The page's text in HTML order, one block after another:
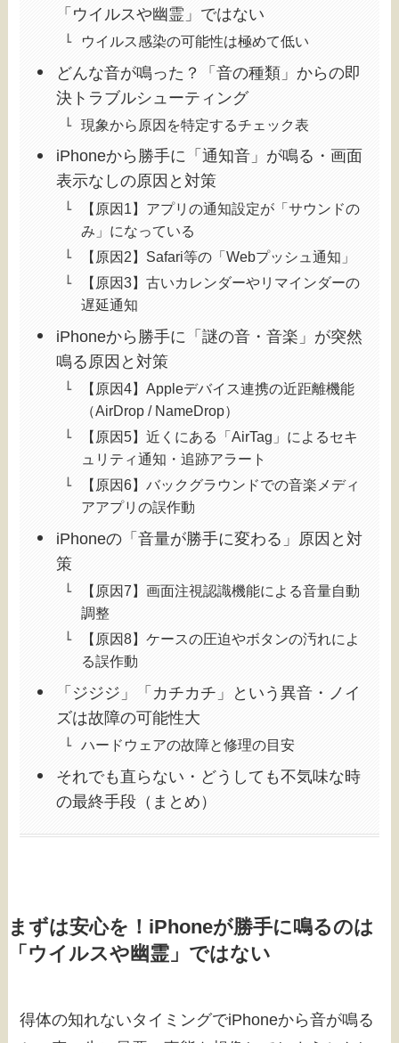
「ウイルスや幽霊」ではない
ウイルス感染の可能性は極めて低い
どんな音が鳴った？「音の種類」からの即
決トラブルシューティング
現象から原因を特定するチェック表
iPhoneから勝手に「通知音」が鳴る・画面
表示なしの原因と対策
【原因1】アプリの通知設定が「サウンドの
み」になっている
【原因2】Safari等の「Webプッシュ通知」
【原因3】古いカレンダーやリマインダーの
遅延通知
iPhoneから勝手に「謎の音・音楽」が突然
鳴る原因と対策
【原因4】Appleデバイス連携の近距離機能
（AirDrop / NameDrop）
【原因5】近くにある「AirTag」によるセキ
ュリティ通知・追跡アラート
【原因6】バックグラウンドでの音楽メディ
アアプリの誤作動
iPhoneの「音量が勝手に変わる」原因と対
策
【原因7】画面注視認識機能による音量自動
調整
【原因8】ケースの圧迫やボタンの汚れによ
る誤作動
「ジジジ」「カチカチ」という異音・ノイ
ズは故障の可能性大
ハードウェアの故障と修理の目安
それでも直らない・どうしても不気味な時
の最終手段（まとめ）
まずは安心を！iPhoneが勝手に鳴るのは
「ウイルスや幽霊」ではない
得体の知れないタイミングでiPhoneから音が鳴る